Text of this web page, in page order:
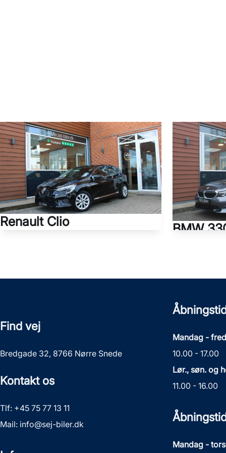
Renault Clio BMW
2021
KONTANT
FINANSIERING
Find vej
Bredgade 32, 8766 Nørre Snede
Kontakt os
Tlf: +45 75 77 13 11
Mail: info@sej-biler.dk
Mandag -
10.00 - 17.00
Lør., søn. og
11.00 - 16.00
Mandag -